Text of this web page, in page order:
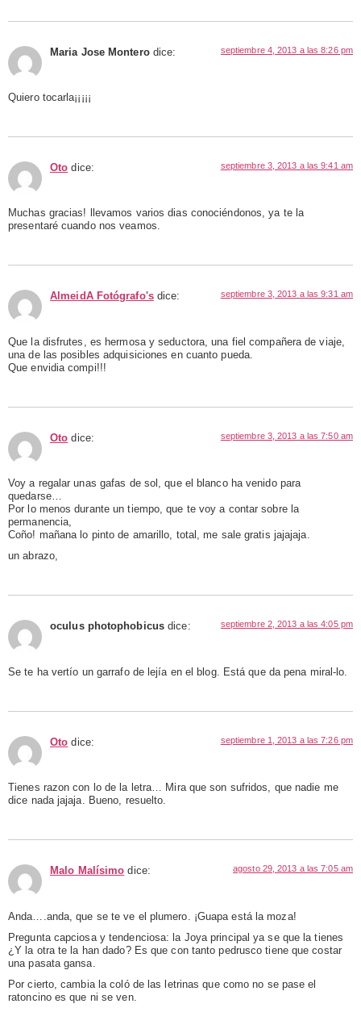
Maria Jose Montero dice: septiembre 4, 2013 a las 8:26 pm
Quiero tocarla¡¡¡¡¡
Oto dice: septiembre 3, 2013 a las 9:41 am
Muchas gracias! llevamos varios dias conociéndonos, ya te la
presentaré cuando nos veamos.
AlmeidA Fotógrafo's dice: septiembre 3, 2013 a las 9:31 am
Que la disfrutes, es hermosa y seductora, una fiel compañera de viaje,
una de las posibles adquisiciones en cuanto pueda.
Que envidia compi!!!
Oto dice: septiembre 3, 2013 a las 7:50 am
Voy a regalar unas gafas de sol, que el blanco ha venido para
quedarse…
Por lo menos durante un tiempo, que te voy a contar sobre la
permanencia,
Coño! mañana lo pinto de amarillo, total, me sale gratis jajajaja.
un abrazo,
oculus photophobicus dice: septiembre 2, 2013 a las 4:05 pm
Se te ha vertío un garrafo de lejía en el blog. Está que da pena miral-lo.
Oto dice: septiembre 1, 2013 a las 7:26 pm
Tienes razon con lo de la letra… Mira que son sufridos, que nadie me
dice nada jajaja. Bueno, resuelto.
Malo Malísimo dice: agosto 29, 2013 a las 7:05 am
Anda….anda, que se te ve el plumero. ¡Guapa está la moza!
Pregunta capciosa y tendenciosa: la Joya principal ya se que la tienes
¿Y la otra te la han dado? Es que con tanto pedrusco tiene que costar
una pasata gansa.
Por cierto, cambia la coló de las letrinas que como no se pase el
ratoncino es que ni se ven.